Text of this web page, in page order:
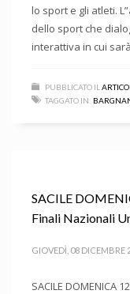
lo sport e gli atleti.
dello sport che
interattiva in cui
PUBBLICATO IL
TAGGATO IN:
SACILE
Finali Nazionali
GIOVEDÌ, 08 DICEMBRE
SACILE DOMENICA